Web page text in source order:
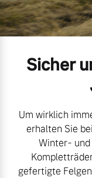
Mild-Hybrid
Volvo
Volvo kauft
Aktuelle
Kontakt und
Unsere
Sicher
Um wirklich
erhalten Sie
Winter- und
gefertigte